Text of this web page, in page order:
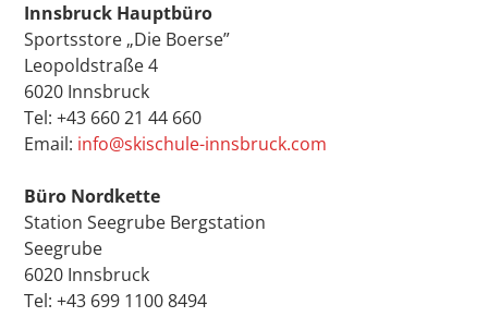
Innsbruck Hauptbüro
Sportsstore „Die Boerse”
Leopoldstraße 4
6020 Innsbruck
Tel: +43 660 21 44 660
Email: info@skischule-innsbruck.com
Büro Nordkette
Station Seegrube Bergstation
Seegrube
6020 Innsbruck
Tel: +43 699 1100 8494